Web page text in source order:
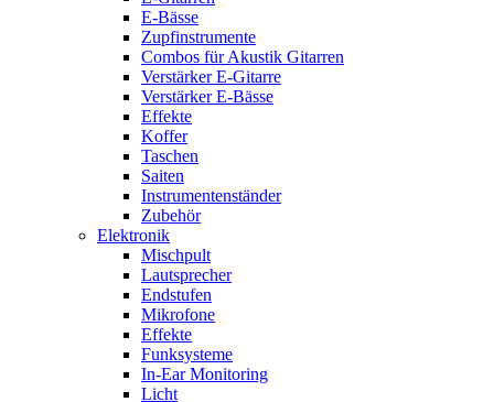
E-Bässe
Zupfinstrumente
Combos für Akustik Gitarren
Verstärker E-Gitarre
Verstärker E-Bässe
Effekte
Koffer
Taschen
Saiten
Instrumentenständer
Zubehör
Elektronik
Mischpult
Lautsprecher
Endstufen
Mikrofone
Effekte
Funksysteme
In-Ear Monitoring
Licht